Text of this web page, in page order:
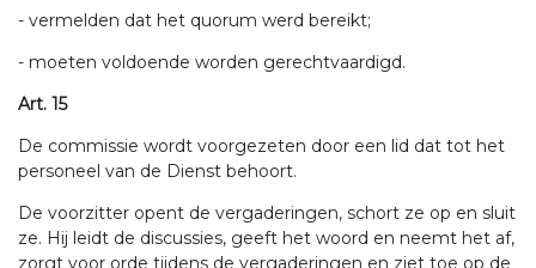
- vermelden dat het quorum werd bereikt;
- moeten voldoende worden gerechtvaardigd.
Art. 15
De commissie wordt voorgezeten door een lid dat tot het
personeel van de Dienst behoort.
De voorzitter opent de vergaderingen, schort ze op en sluit
ze. Hij leidt de discussies, geeft het woord en neemt het af,
zorgt voor orde tijdens de vergaderingen en ziet toe op de